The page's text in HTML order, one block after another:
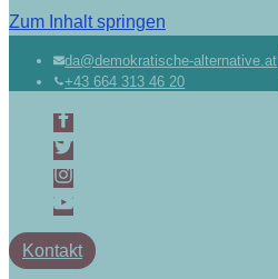
Zum Inhalt springen
da@demokratische-alternative.at
+43 664 313 46 20
Kontakt